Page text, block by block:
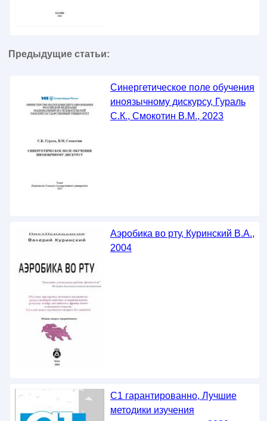
Предыдущие статьи:
Синергетическое поле обучения
иноязычному дискурсу, Гураль
С.К., Смокотин В.М., 2023
Аэробика во рту, Куринский В.А.,
2004
С1 гарантированно, Лучшие
методики изучения